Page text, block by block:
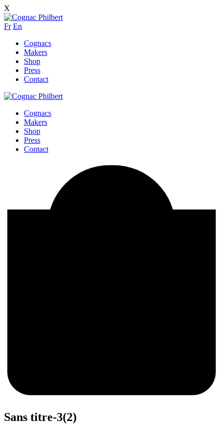
X
Fr En
Cognacs
Makers
Shop
Press
Contact
Cognacs
Makers
Shop
Press
Contact
Sans titre-3(2)